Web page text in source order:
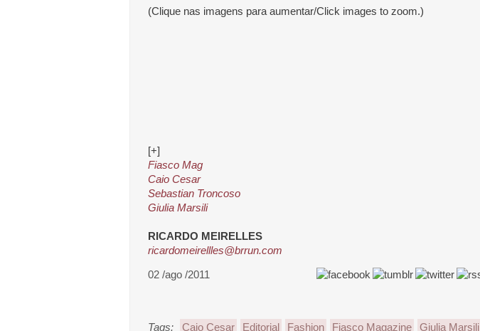
(Clique nas imagens para aumentar/Click images to zoom.)
[+]
Fiasco Mag
Caio Cesar
Sebastian Troncoso
Giulia Marsili
RICARDO MEIRELLES
ricardomeirellles@brrun.com
02 /ago /2011
Tags: Caio Cesar Editorial Fashion Fiasco Magazine Giulia Marsili